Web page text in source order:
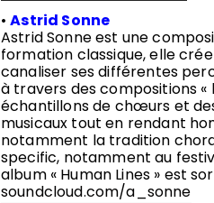
•Astrid Sonne
Astrid Sonne est une
formation classique, elle
canaliser ses différentes
à travers des compositions «
échantillons de chœurs et
musicaux tout en rendant
notamment la tradition
specific, notamment au
album « Human Lines » est
soundcloud.com/a_sonne